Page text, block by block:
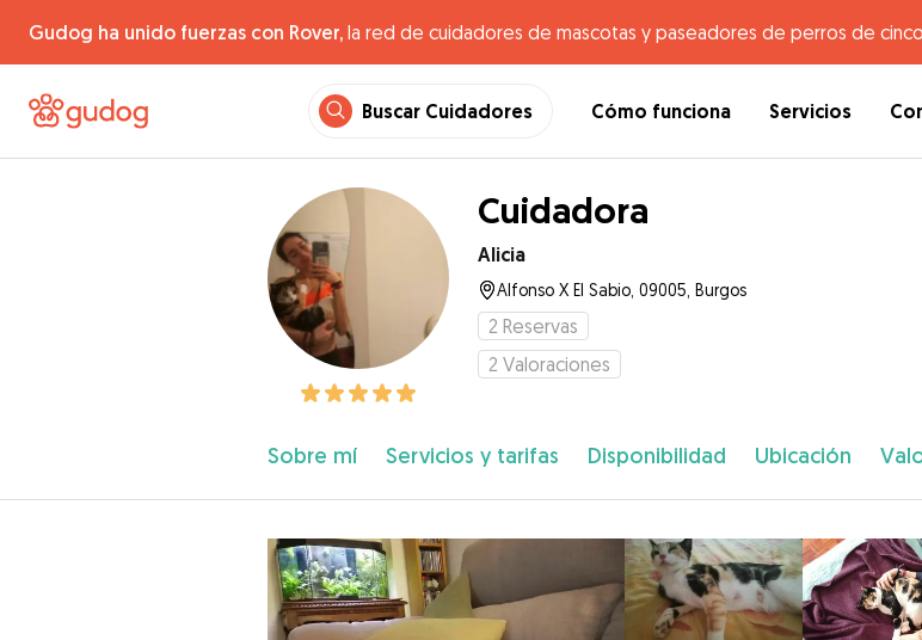
Gudog ha unido fuerzas con Rover, la red de cuidadores de mascotas y paseadores de perros de
Buscar Cuidadores Cómo funciona Servicios
Cuidadora
Alicia
Alfonso X El Sabio, 09005, Burgos
2 Reservas
2 Valoraciones
Sobre mí Servicios y tarifas Disponibilidad Ubicación